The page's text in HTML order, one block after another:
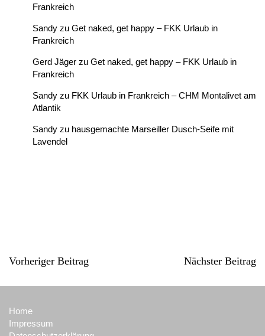
Frankreich
Sandy zu Get naked, get happy – FKK Urlaub in
Frankreich
Gerd Jäger zu Get naked, get happy – FKK Urlaub in
Frankreich
Sandy zu FKK Urlaub in Frankreich – CHM Montalivet am
Atlantik
Sandy zu hausgemachte Marseiller Dusch-Seife mit
Lavendel
Vorheriger Beitrag Nächster Beitrag
Home
Impressum